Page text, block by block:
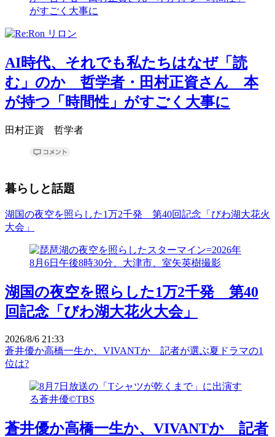
AI時代、それでも私たちはなぜ「読
む」のか 哲学者・田村正資さん 本
が持つ「時間性」がすごく大事に
田村正資 哲学者
暮らしと話題
湖国の夜空を照らした1万2千発 第40回記念「びわ湖大花火
大会」
湖国の夜空を照らした1万2千発 第40
回記念「びわ湖大花火大会」
2026/8/6 21:33
蒼井優か高橋一生か、VIVANTか 記者が選ぶ夏ドラマの1
位は?
蒼井優か高橋一生か、VIVANTか 記者